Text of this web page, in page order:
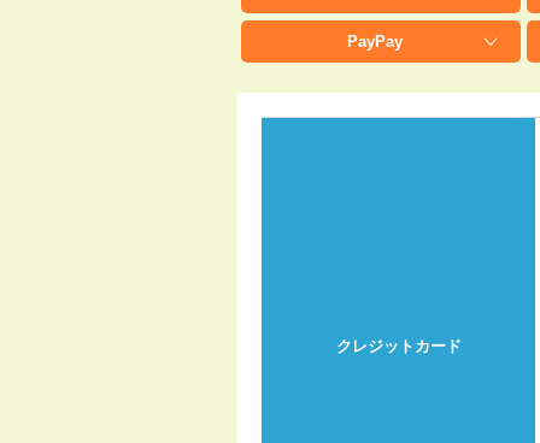
PayPay
クレジットカード